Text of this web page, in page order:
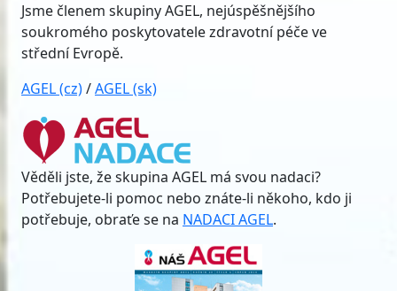
Jsme členem skupiny AGEL, nejúspěšnějšího
soukromého poskytovatele zdravotní péče ve
střední Evropě.
AGEL (cz)/AGEL (sk)
Věděli jste, že skupina AGEL má svou nadaci?
Potřebujete-li pomoc nebo znáte-li někoho, kdo ji
potřebuje, obraťe se na NADACI AGEL.